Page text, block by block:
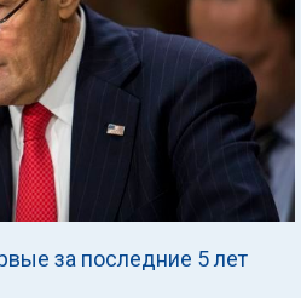
за последние 5 лет